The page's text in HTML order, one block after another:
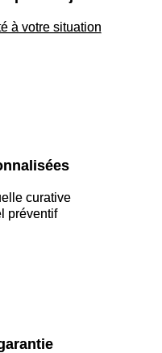
à votre situation
curative
préventif